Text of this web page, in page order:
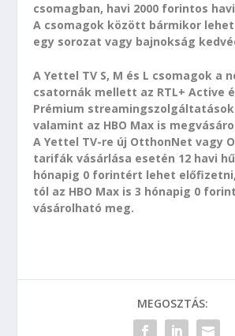
csomagban, havi 2000 forintos
A csomagok között bármikor
egy sorozat vagy bajnokság
A Yettel TV S, M és L csomagok a
csatornák mellett az RTL+ Active
Prémium
valamint az HBO Max is
A Yettel TV-re új OtthonNet vagy
tarifák vásárlása esetén 12 havi
hónapig 0 forintért lehet
tól az HBO Max is 3 hónapig 0
vásárolható meg.
MEGOSZTÁS: